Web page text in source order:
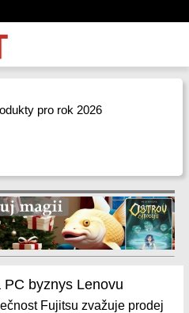
pro rok 2026
PC byznys Lenovu
Fujitsu zvažuje prodej